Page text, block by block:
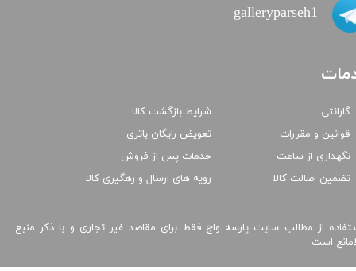
از مطالب سایت پارسه واچ فقط برای مقاصد غیر تجاری و با ذکر منبع
است
گارانتی
قوانین و مقررات
نگهداری از ساعت
تضمین اصالت کالا
galleryparseh1
شرایط بازگشت کالا
تعویض رایگان باتری
خدمات پس از فروش
رویه های ارسال و رهگیری کالا